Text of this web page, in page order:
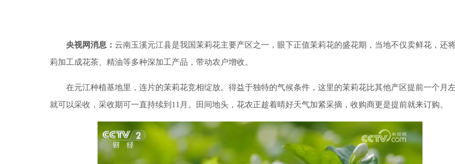
央视网消息：云南玉溪元江县是我国茉莉花主要产区之一，眼下正值茉莉花的盛花期，当地不仅卖鲜花，还
莉加工成花茶、精油等多种深加工产品，带动农户增收。
在元江种植基地里，连片的茉莉花竞相绽放。得益于独特的气候条件，这里的茉莉花比其他产区提前一个月
就可以采收，采收期可一直持续到11月。田间地头，花农正趁着晴好天气加紧采摘，收购商更是提前就来订购。